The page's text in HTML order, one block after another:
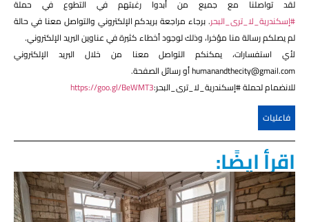
لقد تواصلنا مع جميع من أبدوا رغبتهم في التطوع في حملة
#إسكندرية_لا_ترى_البحر. برجاء مراجعة بريدكم الإلكتروني والتواصل معنا في حالة
لم يصلكم رسالة منا مؤخرا، وذلك لوجود أخطاء كثيرة في عناوين البريد الإلكتروني.
لأي استفسارات، يمكنكم التواصل معنا من خلال البريد الإلكتروني
humanandthecity@gmail.com أو رسائل الصفحة.
للانضمام لحملة #إسكندرية_لا_ترى_البحر:https://goo.gl/BeWMT3
فاعليات
اقرأ ايضًا: